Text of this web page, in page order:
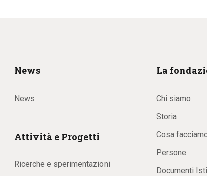
News
News
Attività e Progetti
Ricerche e sperimentazioni
La
Chi siamo
Storia
Cosa
Persone
Documenti